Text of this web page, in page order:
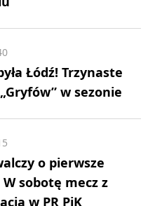
Łódź! Trzynaste
w sezonie
o pierwsze
sobotę mecz z
w PR PiK